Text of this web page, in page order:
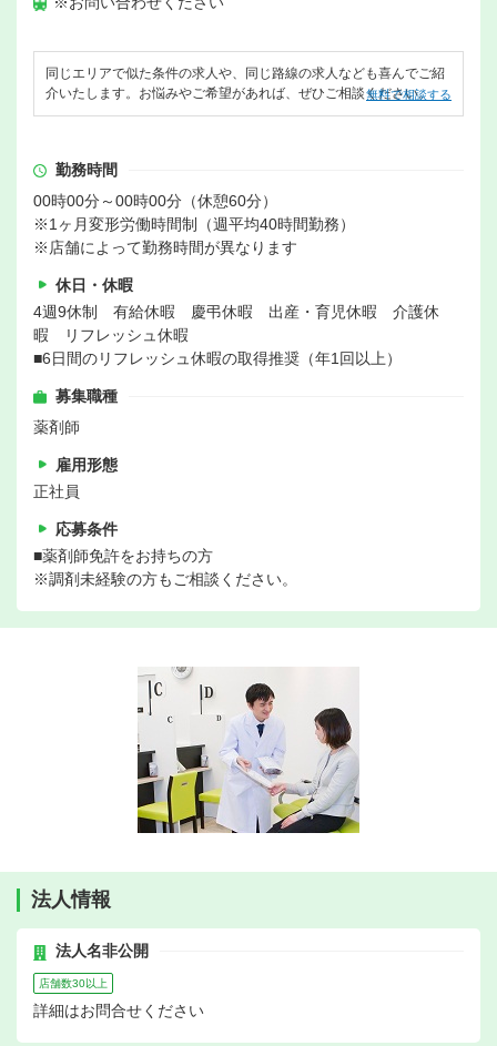
同じエリアで似た条件の求人や、同じ路線の求人なども喜んでご紹
介いたします。お悩みやご希望があれば、ぜひご相談ください。
無料で相談する
勤務時間
00時00分～00時00分（休憩60分）
※1ヶ月変形労働時間制（週平均40時間勤務）
※店舗によって勤務時間が異なります
休日・休暇
4週9休制 有給休暇 慶弔休暇 出産・育児休暇 介護休
暇 リフレッシュ休暇
■6日間のリフレッシュ休暇の取得推奨（年1回以上）
募集職種
薬剤師
雇用形態
正社員
応募条件
■薬剤師免許をお持ちの方
※調剤未経験の方もご相談ください。
法人情報
法人名非公開
店舗数30以上
詳細はお問合せください